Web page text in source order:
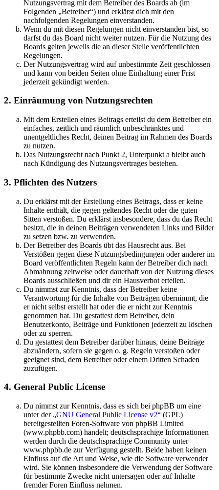
Nutzungsvertrag mit dem Betreiber des Boards ab (im
Folgenden „Betreiber“) und erklärst dich mit den
nachfolgenden Regelungen einverstanden.
Wenn du mit diesen Regelungen nicht einverstanden bist, so
darfst du das Board nicht weiter nutzen. Für die Nutzung des
Boards gelten jeweils die an dieser Stelle veröffentlichten
Regelungen.
Der Nutzungsvertrag wird auf unbestimmte Zeit geschlossen
und kann von beiden Seiten ohne Einhaltung einer Frist
jederzeit gekündigt werden.
2. Einräumung von Nutzungsrechten
Mit dem Erstellen eines Beitrags erteilst du dem Betreiber ein
einfaches, zeitlich und räumlich unbeschränktes und
unentgeltliches Recht, deinen Beitrag im Rahmen des Boards
zu nutzen.
Das Nutzungsrecht nach Punkt 2, Unterpunkt a bleibt auch
nach Kündigung des Nutzungsvertrages bestehen.
3. Pflichten des Nutzers
Du erklärst mit der Erstellung eines Beitrags, dass er keine
Inhalte enthält, die gegen geltendes Recht oder die guten
Sitten verstoßen. Du erklärst insbesondere, dass du das Recht
besitzt, die in deinen Beiträgen verwendeten Links und Bilder
zu setzen bzw. zu verwenden.
Der Betreiber des Boards übt das Hausrecht aus. Bei
Verstößen gegen diese Nutzungsbedingungen oder anderer im
Board veröffentlichten Regeln kann der Betreiber dich nach
Abmahnung zeitweise oder dauerhaft von der Nutzung dieses
Boards ausschließen und dir ein Hausverbot erteilen.
Du nimmst zur Kenntnis, dass der Betreiber keine
Verantwortung für die Inhalte von Beiträgen übernimmt, die
er nicht selbst erstellt hat oder die er nicht zur Kenntnis
genommen hat. Du gestattest dem Betreiber, dein
Benutzerkonto, Beiträge und Funktionen jederzeit zu löschen
oder zu sperren.
Du gestattest dem Betreiber darüber hinaus, deine Beiträge
abzuändern, sofern sie gegen o. g. Regeln verstoßen oder
geeignet sind, dem Betreiber oder einem Dritten Schaden
zuzufügen.
4. General Public License
Du nimmst zur Kenntnis, dass es sich bei phpBB um eine
unter der „GNU General Public License v2“ (GPL)
bereitgestellten Foren-Software von phpBB Limited
(www.phpbb.com) handelt; deutschsprachige Informationen
werden durch die deutschsprachige Community unter
www.phpbb.de zur Verfügung gestellt. Beide haben keinen
Einfluss auf die Art und Weise, wie die Software verwendet
wird. Sie können insbesondere die Verwendung der Software
für bestimmte Zwecke nicht untersagen oder auf Inhalte
fremder Foren Einfluss nehmen.